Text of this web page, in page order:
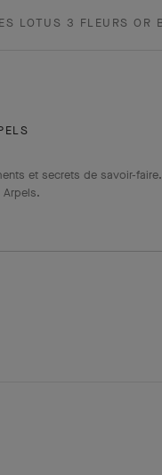
LOTUS 3 FLEURS
et secrets de savoir-faire.